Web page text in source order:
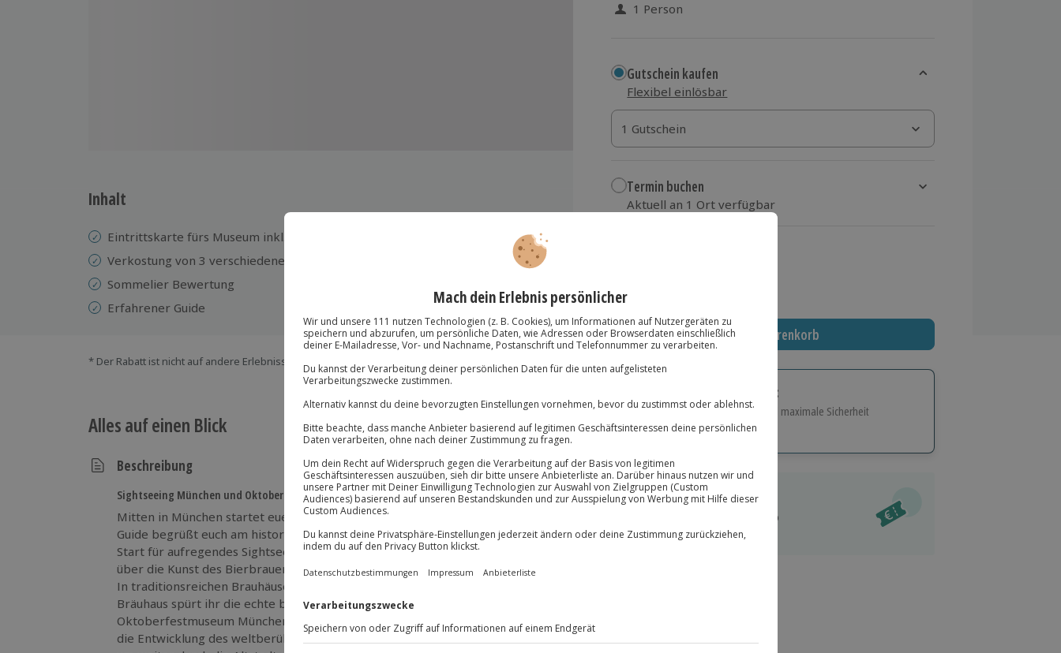
1 Person
Gutschein kaufen
Flexibel einlösbar
1 Gutschein
1 Gutschein
1 Gutschein
Termin buchen
Aktuell an 1 Ort verfügbar
zzgl. Versand
In den Warenkorb
Immer das richtige Geschenk:
Große Auswahl, volle Flexibilität und maximale Sicherheit
Über 9.000 Erlebnisse.
Volle Flexibilität
Jeder Gutschein für alle Erlebnisse einlösbar.
10 Jahre gültig & verlängerbar.
-15%* Club Deal verfügbar
Direktabzug im Warenkorb
Melde dich hier an
Inhalt
Eintrittskarte fürs Museum inkl. Führung
Verkostung von 3 verschiedenen Biersorten
Sommelier Bewertung
Erfahrener Guide
* Der Rabatt ist nicht auf andere Erlebnisse bei der Einlösung übertragbar.
Alles auf einen Blick
Beschreibung
Sightseeing München und Oktoberfestmuseum entdecken
Mitten in München startet euer Abenteuer an der Neuhauser Straße. Euer
Guide begrüßt euch am historischen Eingang zur Altstadt – der perfekte
Start für aufregendes Sightseeing in München. Ihr erfahrt Spannendes
über die Kunst des Bierbrauens und kostet drei außergewöhnliche Sorten.
In traditionsreichen Brauhäusern wie dem Hofbräuhaus oder dem Paulaner
Bräuhaus spürt ihr die echte bayerische Bierkultur. Das
Oktoberfestmuseum München zeigt euch faszinierende Brautechniken und
die Entwicklung des weltberühmten Volksfests. Nutzt die zentrale Lage,